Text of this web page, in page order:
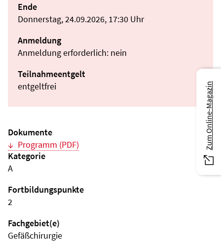
Ende
Donnerstag, 24.09.2026, 17:30 Uhr
Anmeldung
Anmeldung erforderlich: nein
Teilnahmeentgelt
entgeltfrei
Dokumente
Programm (PDF)
Kategorie
A
Fortbildungspunkte
2
Fachgebiet(e)
Gefäßchirurgie
Zum Online-Magazin